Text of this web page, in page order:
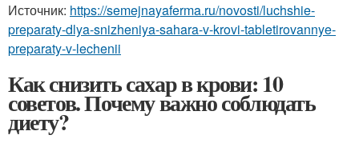
Источник: https://semejnayaferma.ru/novosti/luchshie-
preparaty-dlya-snizheniya-sahara-v-krovi-tabletirovannye-
preparaty-v-lechenii
Как снизить сахар в крови: 10
советов. Почему важно соблюдать
диету?